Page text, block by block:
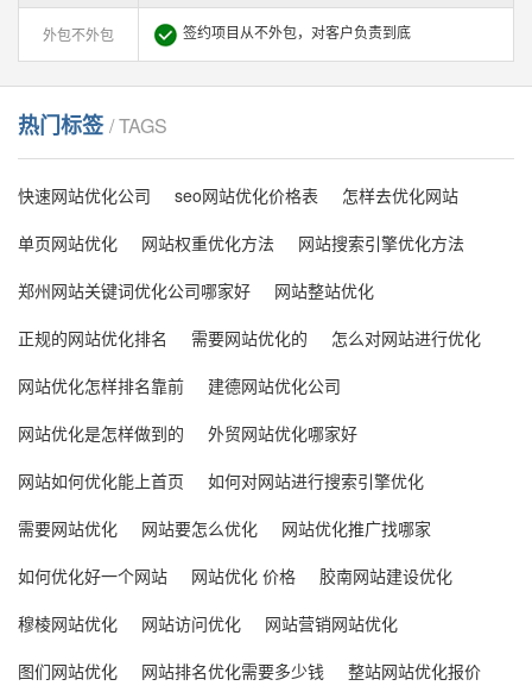
外包不外包 签约项目从不外包，对客户负责到底
热门标签/ TAGS
快速网站优化公司 seo网站优化价格表
怎样去优化网站
单页网站优化
网站权重优化方法
网站搜索引擎优化方法
郑州网站关键词优化公司哪家好
网站整站优化
正规的网站优化排名
需要网站优化的
怎么对网站进行优化
网站优化怎样排名靠前
建德网站优化公司
网站优化是怎样做到的
外贸网站优化哪家好
网站如何优化能上首页
如何对网站进行搜索引擎优化
需要网站优化
网站要怎么优化
网站优化推广找哪家
如何优化好一个网站
网站优化 价格
胶南网站建设优化
穆棱网站优化
网站访问优化
网站营销网站优化
图们网站优化
网站排名优化需要多少钱
整站网站优化报价